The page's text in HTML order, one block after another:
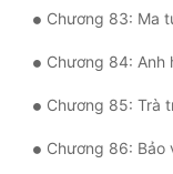
Chương 83: Ma
Chương 84: Anh
Chương 85: Trà
Chương 86: Bảo